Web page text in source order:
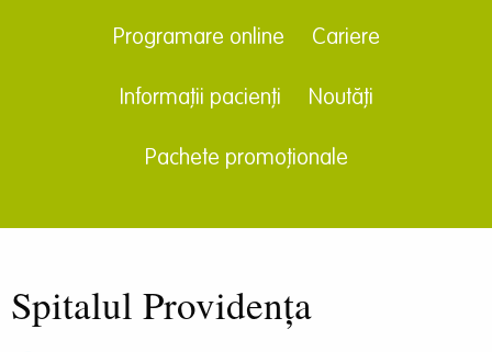
Programare online Cariere
Informații pacienți Noutăți
Pachete promoționale
Spitalul Providența